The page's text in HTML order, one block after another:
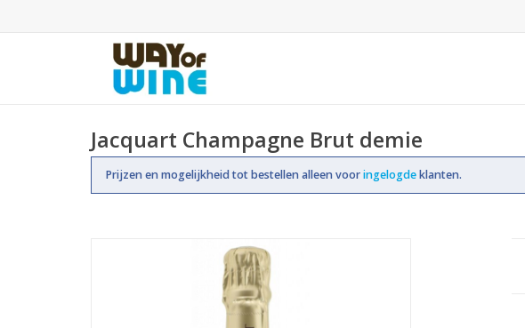
Jacquart Champagne Brut demie
Prijzen en mogelijkheid tot bestellen alleen vooringelogdeklanten.